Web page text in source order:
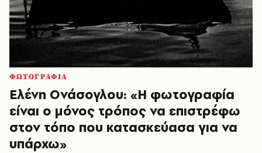
ΦΩΤΟΓΡΑΦΙΑ
Ελένη Ονάσογλου: «Η φωτογραφία
είναι ο μόνος τρόπος να επιστρέφω
στον τόπο που κατασκεύασα για να
υπάρχω»